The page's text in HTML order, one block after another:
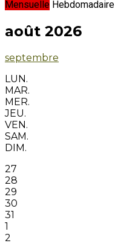
Mensuelle Hebdomadaire
août 2026
septembre
LUN.
MAR.
MER.
JEU.
VEN.
SAM.
DIM.
27
28
29
30
31
1
2